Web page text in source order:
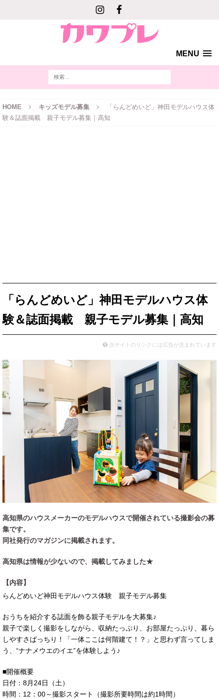
MENU
HOME キッズモデル募集
「らんどめいど」神田モデルハウス体
験＆誌面掲載 親子モデル募集｜高知
「らんどめいど」神田モデルハウス体
験＆誌面掲載 親子モデル募集｜高知
当サイトのリンクには広告が含まれています
高知県のハウスメーカーのモデルハウスで開催されている撮影会の募
集です。
同社発行のマガジンに掲載されます。
高知県は情報が少ないので、掲載してみました★
【内容】
らんどめいど神田モデルハウス体験 親子モデル募集
おうちを紹介する誌面を飾る親子モデルを大募集♪
親子で楽しく撮影をしながら、収納たっぷり、お部屋たっぷり、暮ら
しやすさばっちり！「一体ここは何階建て！？」と思わず言ってしま
う、“ナナメウエのイエ”を体験しよう♪
■開催概要
日付：8月24日（土）
時間：12：00～撮影スタート（撮影所要時間は約1時間）